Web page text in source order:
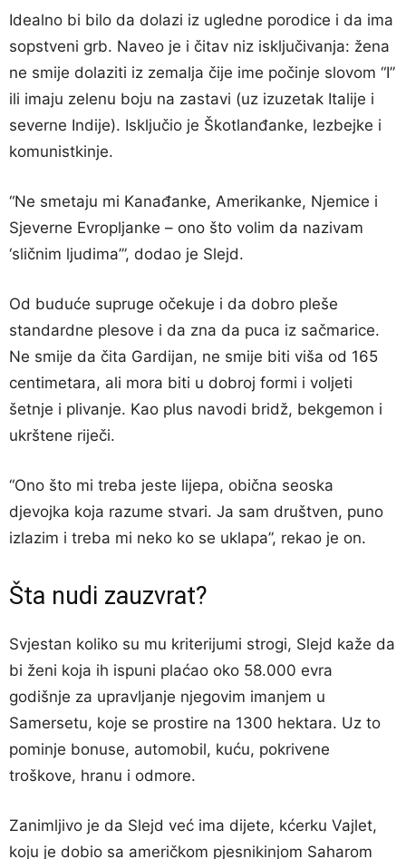
Idealno bi bilo da dolazi iz ugledne porodice i da ima
sopstveni grb. Naveo je i čitav niz isključivanja: žena
ne smije dolaziti iz zemalja čije ime počinje slovom “I”
ili imaju zelenu boju na zastavi (uz izuzetak Italije i
severne Indije). Isključio je Škotlanđanke, lezbejke i
komunistkinje.
“Ne smetaju mi Kanađanke, Amerikanke, Njemice i
Sjeverne Evropljanke – ono što volim da nazivam
‘sličnim ljudima’”, dodao je Slejd.
Od buduće supruge očekuje i da dobro pleše
standardne plesove i da zna da puca iz sačmarice.
Ne smije da čita Gardijan, ne smije biti viša od 165
centimetara, ali mora biti u dobroj formi i voljeti
šetnje i plivanje. Kao plus navodi bridž, bekgemon i
ukrštene riječi.
“Ono što mi treba jeste lijepa, obična seoska
djevojka koja razume stvari. Ja sam društven, puno
izlazim i treba mi neko ko se uklapa”, rekao je on.
Šta nudi zauzvrat?
Svjestan koliko su mu kriterijumi strogi, Slejd kaže da
bi ženi koja ih ispuni plaćao oko 58.000 evra
godišnje za upravljanje njegovim imanjem u
Samersetu, koje se prostire na 1300 hektara. Uz to
pominje bonuse, automobil, kuću, pokrivene
troškove, hranu i odmore.
Zanimljivo je da Slejd već ima dijete, kćerku Vajlet,
koju je dobio sa američkom pjesnikinjom Saharom